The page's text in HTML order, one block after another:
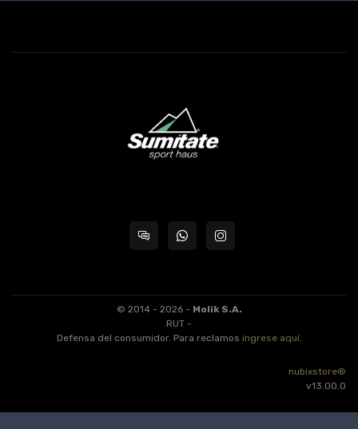
© 2014 - 2026 - Molik S.A.
RUT -
Defensa del consumidor. Para reclamos ingrese aquí.
nubixstore®
v13.00.0